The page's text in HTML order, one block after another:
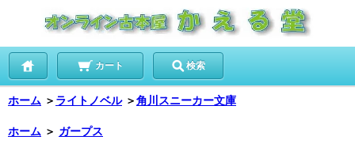
カート 検索
ホーム ＞ ライトノベル ＞角川スニーカー文庫
ホーム ＞ ガープス